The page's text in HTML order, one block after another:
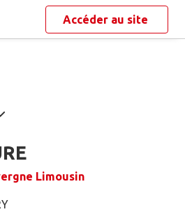
Accéder au site
Limousin